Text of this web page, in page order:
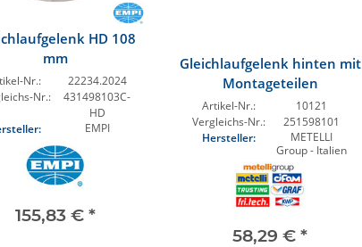
HD 108
mm
Nr.:
22234.2024
Nr.:
431498103C-
HD
EMPI
155,83 € *
Gleichlaufgelenk hinten mit
Montageteilen
Artikel-Nr.:
10121
Vergleichs-Nr.:
251598101
Hersteller:
METELLI
Group - Italien
58,29 € *